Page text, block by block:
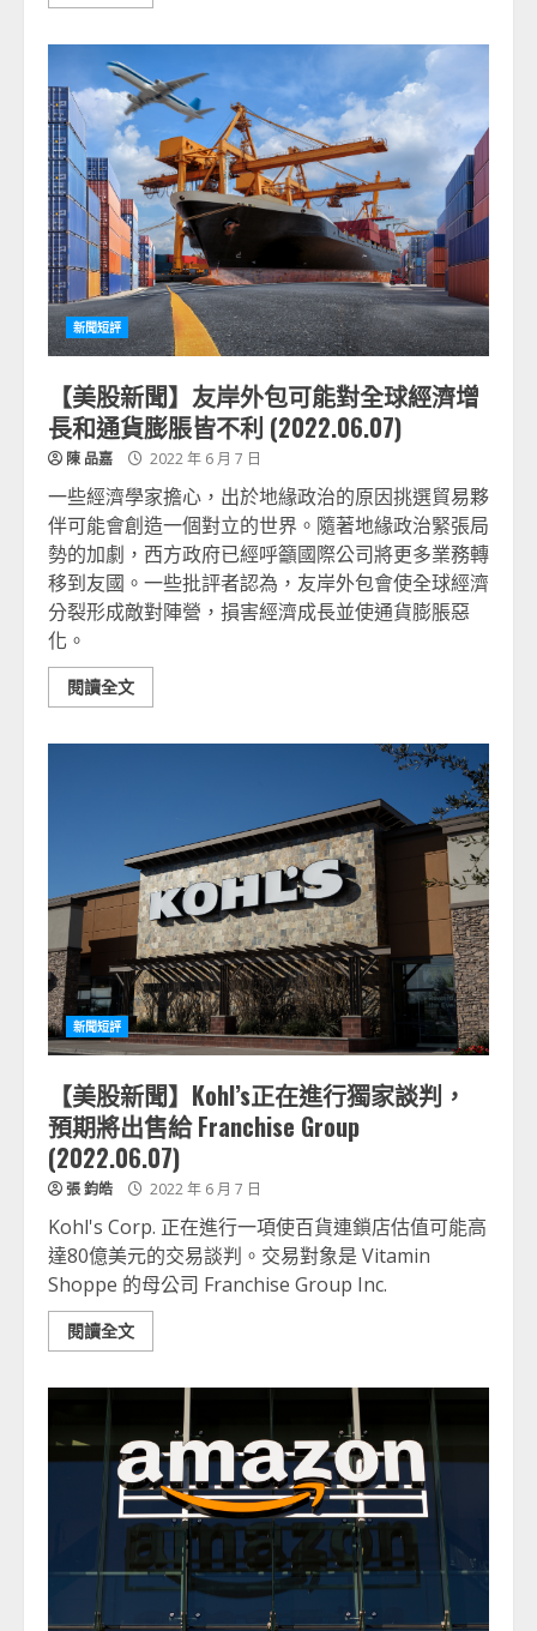
新聞短評
【美股新聞】友岸外包可能對全球經濟增
長和通貨膨脹皆不利 (2022.06.07)
陳 品嘉 2022 年 6 月 7 日
一些經濟學家擔心，出於地緣政治的原因挑選貿易夥
伴可能會創造一個對立的世界。隨著地緣政治緊張局
勢的加劇，西方政府已經呼籲國際公司將更多業務轉
移到友國。一些批評者認為，友岸外包會使全球經濟
分裂形成敵對陣營，損害經濟成長並使通貨膨脹惡
化。
閱讀全文
新聞短評
【美股新聞】Kohl’s正在進行獨家談判，
預期將出售給 Franchise Group
(2022.06.07)
張 鈞皓 2022 年 6 月 7 日
Kohl's Corp. 正在進行一項使百貨連鎖店估值可能高
達80億美元的交易談判。交易對象是 Vitamin
Shoppe 的母公司 Franchise Group Inc.
閱讀全文